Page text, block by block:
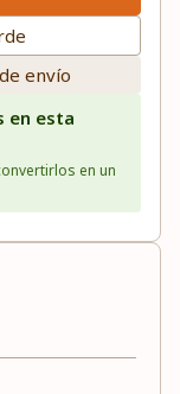
envío
en esta
en un